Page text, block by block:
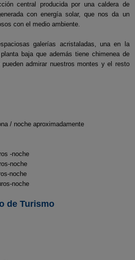
central producida por una caldera de
con energía solar, que nos da un
con el medio ambiente.
galerías acristaladas, una en la
baja que además tiene chimenea de
admirar nuestros montes y el resto
/ noche aproximadamente
-noche
noche
noche
noche
de Turismo